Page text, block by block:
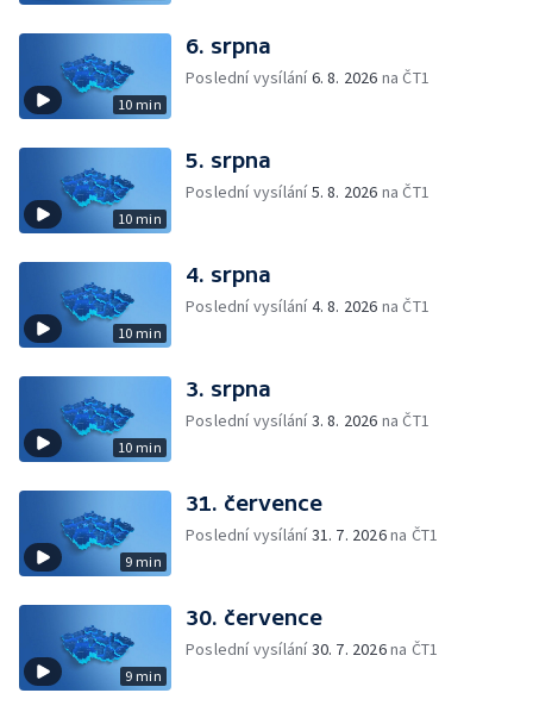
10 min
6. srpna
Poslední vysílání6. 8. 2026 na ČT1
10 min
5. srpna
Poslední vysílání5. 8. 2026 na ČT1
10 min
4. srpna
Poslední vysílání4. 8. 2026 na ČT1
10 min
3. srpna
Poslední vysílání3. 8. 2026 na ČT1
9 min
31. července
Poslední vysílání31. 7. 2026na ČT1
9 min
30. července
Poslední vysílání30. 7. 2026na ČT1